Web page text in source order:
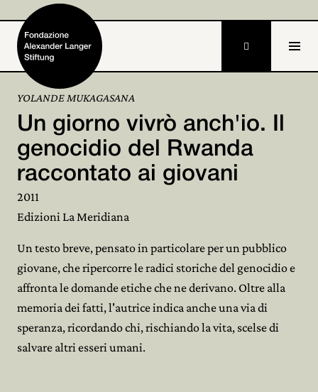
Home
Fondazione
Alexander Langer
Archivio
Partecipa

YOLANDE MUKAGASANA
Un giorno vivrò anch'io. Il
genocidio del Rwanda
raccontato ai giovani
2011
Edizioni La Meridiana
Un testo breve, pensato in particolare per un pubblico
giovane, che ripercorre le radici storiche del genocidio e
affronta le domande etiche che ne derivano. Oltre alla
memoria dei fatti, l'autrice indica anche una via di
speranza, ricordando chi, rischiando la vita, scelse di
salvare altri esseri umani.